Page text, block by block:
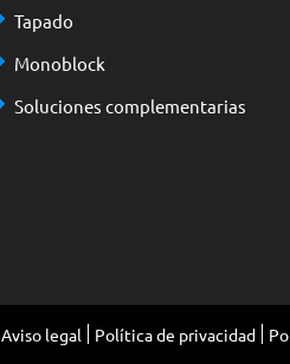
Tapado
Monoblock
Soluciones complementarias
Aviso legal Política de privacidad